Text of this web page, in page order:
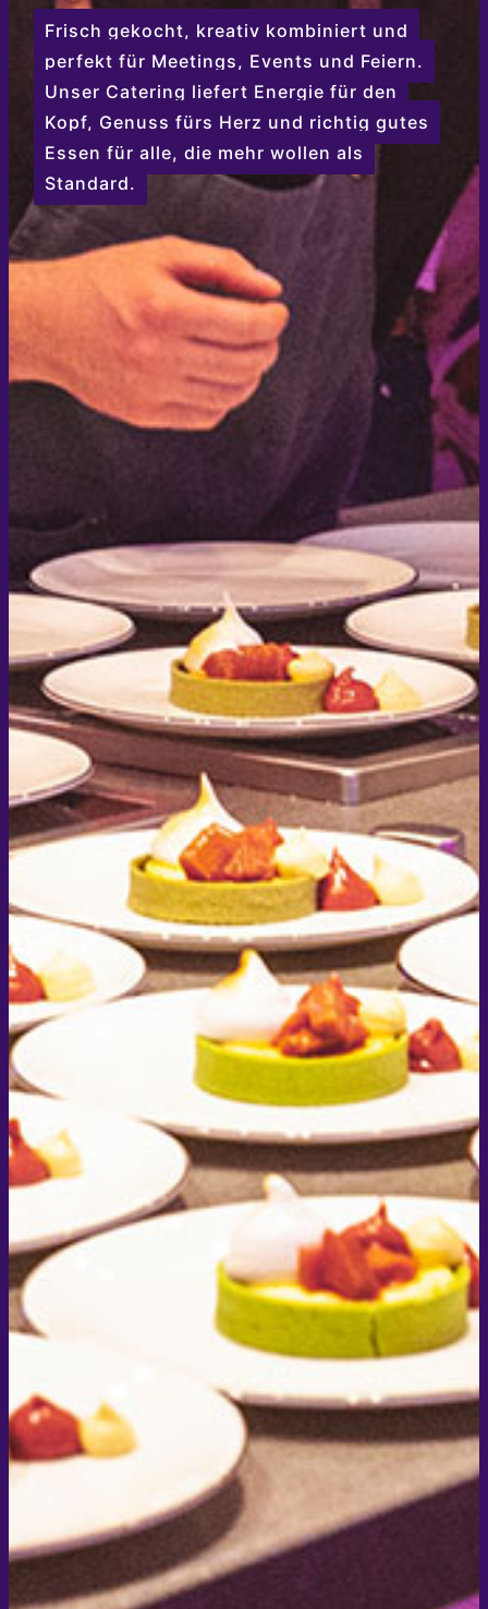
Frisch gekocht, kreativ kombiniert und
perfekt für Meetings, Events und Feiern.
Unser Catering liefert Energie für den
Kopf, Genuss fürs Herz und richtig gutes
Essen für alle, die mehr wollen als
Standard.